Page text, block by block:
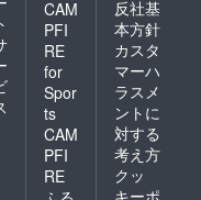
CAM
PFI
RE
for
Spor
ts
CAM
PFI
RE
反社基
本方針
カスタ
マーハ
ラスメ
ントに
対する
考え方
クッ
キーポ